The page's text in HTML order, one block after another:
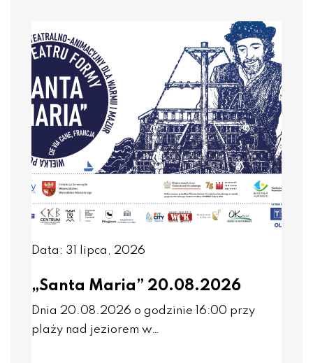
Data: 31 lipca, 2026
„Santa Maria” 20.08.2026
Dnia 20.08.2026 o godzinie 16:00 przy
plaży nad jeziorem w…